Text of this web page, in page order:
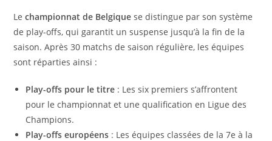
Lechampionnat de Belgique se distingue par son système
de play-offs, qui garantit un suspense jusqu’à la fin de la
saison. Après 30 matchs de saison régulière, les équipes
sont réparties ainsi :
Play-offs pour le titre : Les six premiers s’affrontent
pour le championnat et une qualification en Ligue des
Champions.
Play-offs européens : Les équipes classées de la 7e à la